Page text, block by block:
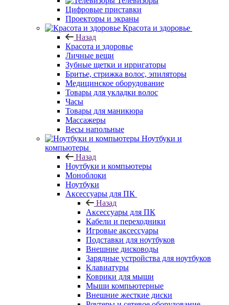
Цифровые приставки
Проекторы и экраны
Красота и здоровье
Назад
Красота и здоровье
Личные вещи
Зубные щетки и ирригаторы
Бритье, стрижка волос, эпиляторы
Медицинское оборудование
Товары для укладки волос
Часы
Товары для маникюра
Массажеры
Весы напольные
Ноутбуки и
компьютеры
Назад
Ноутбуки и компьютеры
Моноблоки
Ноутбуки
Аксессуары для ПК
Назад
Аксессуары для ПК
Кабели и переходники
Игровые аксессуары
Подставки для ноутбуков
Внешние дисководы
Зарядные устройства для ноутбуков
Клавиатуры
Коврики для мыши
Мыши компьютерные
Внешние жесткие диски